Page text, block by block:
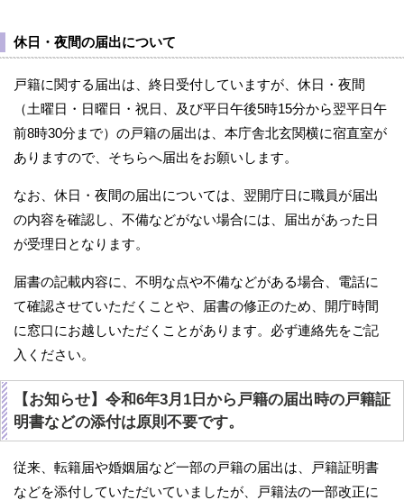
休日・夜間の届出について
戸籍に関する届出は、終日受付していますが、休日・夜間
（土曜日・日曜日・祝日、及び平日午後5時15分から翌平日午
前8時30分まで）の戸籍の届出は、本庁舎北玄関横に宿直室が
ありますので、そちらへ届出をお願いします。
なお、休日・夜間の届出については、翌開庁日に職員が届出
の内容を確認し、不備などがない場合には、届出があった日
が受理日となります。
届書の記載内容に、不明な点や不備などがある場合、電話に
て確認させていただくことや、届書の修正のため、開庁時間
に窓口にお越しいただくことがあります。必ず連絡先をご記
入ください。
【お知らせ】令和6年3月1日から戸籍の届出時の戸籍証
明書などの添付は原則不要です。
従来、転籍届や婚姻届など一部の戸籍の届出は、戸籍証明書
などを添付していただいていましたが、戸籍法の一部改正に